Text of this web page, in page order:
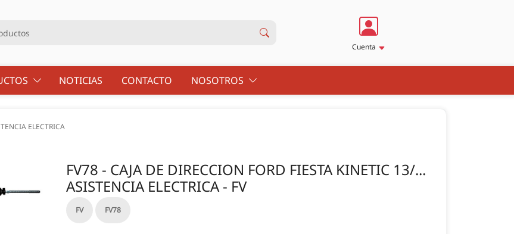
Cuenta
NOTICIAS CONTACTO NOSOTROS
ELECTRICA
FV78 - CAJA DE DIRECCION FORD FIESTA KINETIC 13/...
ASISTENCIA ELECTRICA - FV
FV FV78